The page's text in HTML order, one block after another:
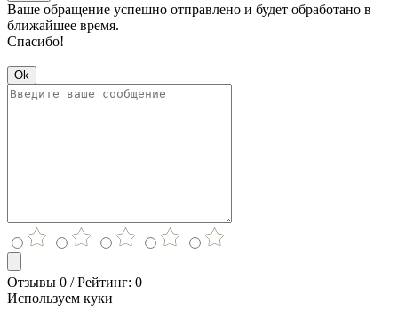
Ваше обращение успешно отправлено и будет обработано в
ближайшее время.
Спасибо!
Ok
Отзывы 0 / Рейтинг: 0
Используем куки